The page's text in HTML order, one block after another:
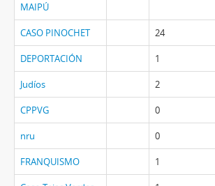
MAIPÚ
CASO PINOCHET 24
DEPORTACIÓN 1
Judíos 2
CPPVG 0
nru 0
FRANQUISMO 1